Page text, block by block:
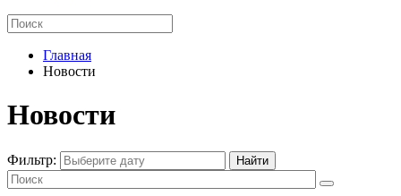
Главная
Новости
Новости
Фильтр: